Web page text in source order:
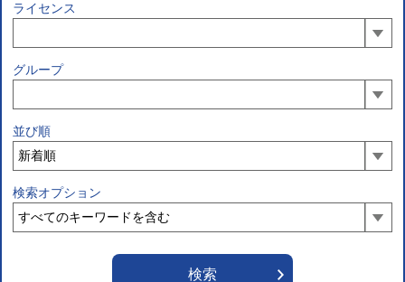
ライセンス
グループ
並び順
検索オプション